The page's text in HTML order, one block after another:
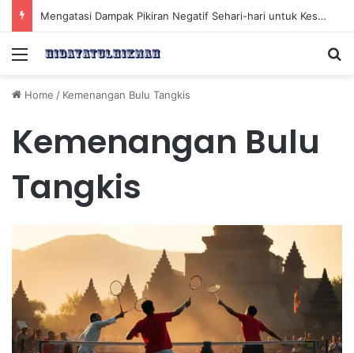
Mengatasi Dampak Pikiran Negatif Sehari-hari untuk Kesehatan Mental yang Lebih Baik
Menu
Home / Kemenangan Bulu Tangkis
Kemenangan Bulu
Tangkis